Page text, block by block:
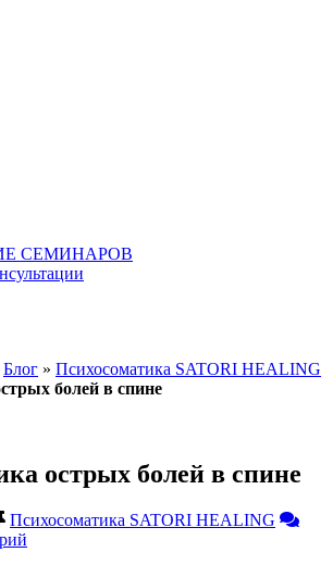
СЕМИНАРОВ
Блог » Психосоматика SATORI HEALING
болей в спине
острых болей в спине
Психосоматика SATORI HEALING